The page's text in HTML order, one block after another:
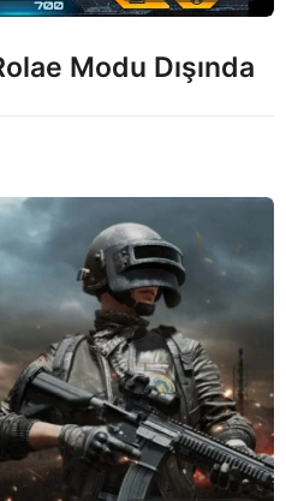
Modu Dışında